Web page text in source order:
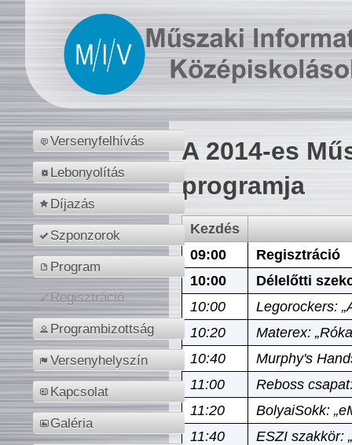
Versenyfelhívás
Lebonyolítás
Díjazás
Szponzorok
Program
Regisztráció
Programbizottság
Versenyhelyszín
Kapcsolat
Galéria
A 2014-es
programja
Kezdés
09:00
Regisztráció
10:00
Délelőtti
10:00
Legorockers:
10:20
Materex:
10:40
Murphy's
11:00
Reboss
11:20
BolyaiSokk:
11:40
ESZI szakkör: